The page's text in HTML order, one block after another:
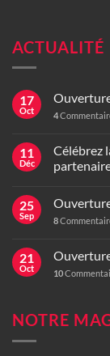
ACTUALITÉ
17
Oct 4
11
Déc
Célébrez
25
Sep 8
21
Oct 10
NOTRE